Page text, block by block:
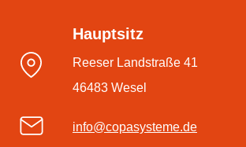
Hauptsitz
Reeser Landstraße 41
46483 Wesel
info@copasysteme.de